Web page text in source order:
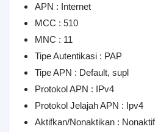
APN : Internet
MCC : 510
MNC : 11
Tipe Autentikasi : PAP
Tipe APN : Default, supl
Protokol APN : IPv4
Protokol Jelajah APN : Ipv4
Aktifkan/Nonaktikan : Nonaktif